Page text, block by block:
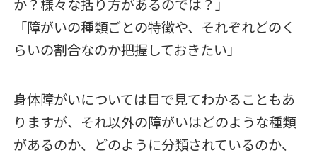
か？様々な括り方があるのでは？」
「障がいの種類ごとの特徴や、それぞれどのく
らいの割合なのか把握しておきたい」
身体障がいについては目で見てわかることもあ
りますが、それ以外の障がいはどのような種類
があるのか、どのように分類されているのか、